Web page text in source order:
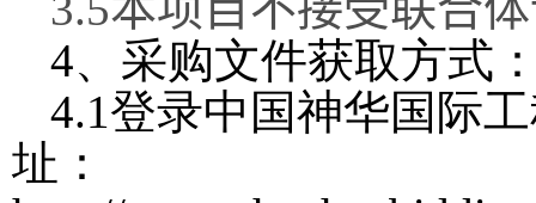
4、采购文件获取方式
4.1登录中国神华国际
址：